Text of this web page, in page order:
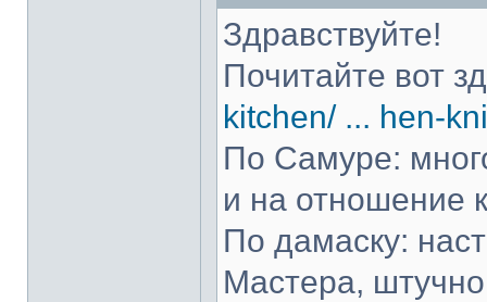
Здравствуйте!
Почитайте вот
kitchen/ ... hen-
По Самуре:
и на отношение
По дамаску:
Мастера,